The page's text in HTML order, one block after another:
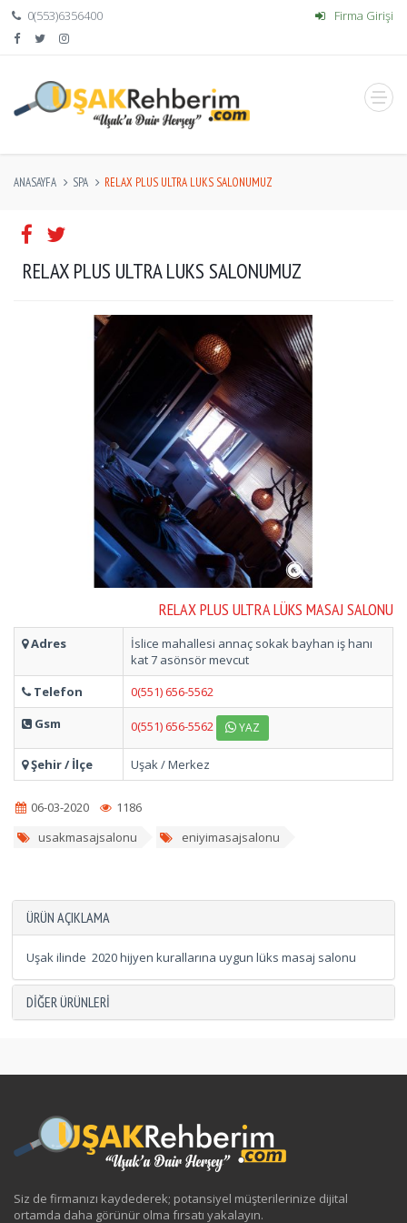
0(553)6356400 Firma Girişi
ANASAYFA SPA RELAX PLUS ULTRA LUKS SALONUMUZ
RELAX PLUS ULTRA LUKS SALONUMUZ
RELAX PLUS ULTRA LÜKS MASAJ SALONU
Adres
İslice mahallesi annaç sokak bayhan iş hanı
kat 7 asönsör mevcut
Telefon
0(551) 656-5562
Gsm
0(551) 656-5562 YAZ
Şehir / İlçe Uşak / Merkez
06-03-2020
1186
usakmasajsalonu
eniyimasajsalonu
ÜRÜN AÇIKLAMA
Uşak ilinde 2020 hijyen kurallarına uygun lüks masaj salonu
DIĞER ÜRÜNLERI
Siz de firmanızı kaydederek; potansiyel müşterilerinize dijital
ortamda daha görünür olma fırsatı yakalayın.